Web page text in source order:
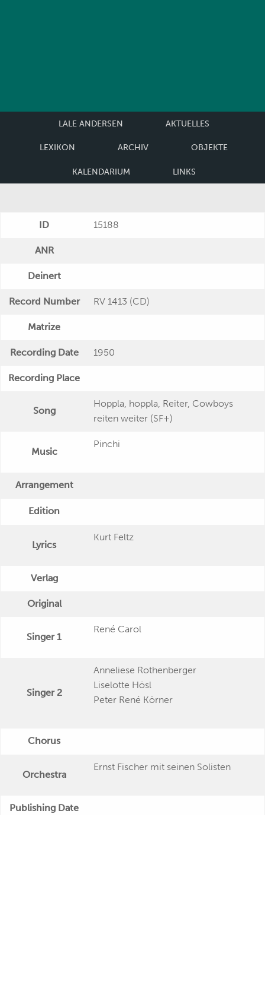
LALE ANDERSEN AKTUELLES
LEXIKON ARCHIV OBJEKTE
KALENDARIUM LINKS
ID 15188
ANR
Deinert
Record Number RV 1413 (CD)
Matrize
Recording Date 1950
Recording Place
Song
Hoppla, hoppla, Reiter, Cowboys
reiten weiter (SF+)
Music
Pinchi
Arrangement
Edition
Lyrics
Kurt Feltz
Verlag
Original
Singer 1
René Carol
Singer 2
Anneliese Rothenberger
Liselotte Hösl
Peter René Körner
Chorus
Orchestra
Ernst Fischer mit seinen Solisten
Publishing Date